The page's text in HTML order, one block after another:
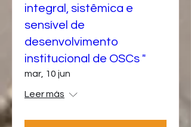
integral, sistêmica e
sensível de
desenvolvimento
institucional de OSCs "
mar, 10 jun
Leer más